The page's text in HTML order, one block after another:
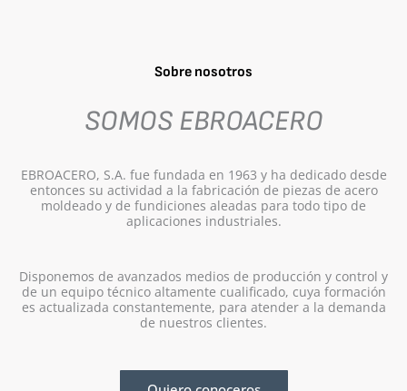
Sobre nosotros
SOMOS EBROACERO
EBROACERO, S.A. fue fundada en 1963 y ha dedicado desde
entonces su actividad a la fabricación de piezas de acero
moldeado y de fundiciones aleadas para todo tipo de
aplicaciones industriales.
Disponemos de avanzados medios de producción y control y
de un equipo técnico altamente cualificado, cuya formación
es actualizada constantemente, para atender a la demanda
de nuestros clientes.